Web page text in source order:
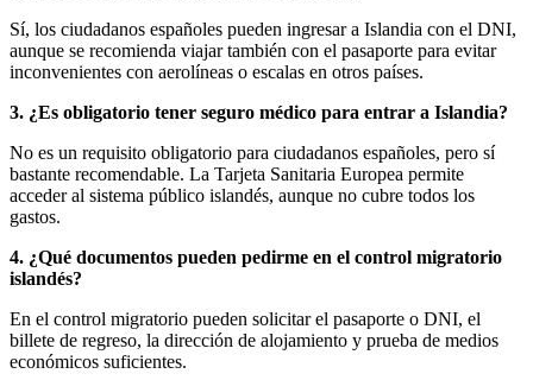
Sí, los ciudadanos españoles pueden ingresar a Islandia con el DNI,
aunque se recomienda viajar también con el pasaporte para evitar
inconvenientes con aerolíneas o escalas en otros países.
3. ¿Es obligatorio tener seguro médico para entrar a Islandia?
No es un requisito obligatorio para ciudadanos españoles, pero sí
bastante recomendable. La Tarjeta Sanitaria Europea permite
acceder al sistema público islandés, aunque no cubre todos los
gastos.
4. ¿Qué documentos pueden pedirme en el control migratorio
islandés?
En el control migratorio pueden solicitar el pasaporte o DNI, el
billete de regreso, la dirección de alojamiento y prueba de medios
económicos suficientes.